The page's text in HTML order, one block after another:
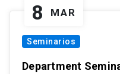
8 MAR
Seminarios
Department